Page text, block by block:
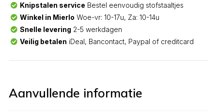
Knipstalen service Bestel eenvoudig stofstaaltjes
Winkel in Mierlo Woe-vr: 10-17u, Za: 10-14u
Snelle levering 2-5 werkdagen
Veilig betalen iDeal, Bancontact, Paypal of creditcard
Aanvullende informatie